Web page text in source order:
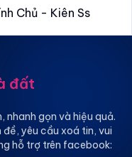
Chủ - Kiên Ss
đất
nhanh gọn và hiệu quả.
yêu cầu xoá tin, vui
hỗ trợ trên facebook: